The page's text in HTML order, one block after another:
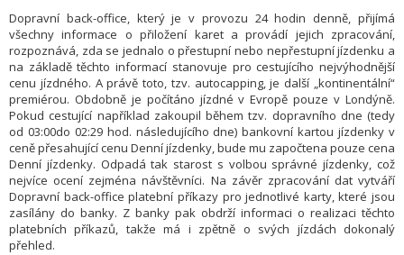
Dopravní back-office, který je v provozu 24 hodin denně, přijímá
všechny informace o přiložení karet a provádí jejich zpracování,
rozpoznává, zda se jednalo o přestupní nebo nepřestupní jízdenku a
na základě těchto informací stanovuje pro cestujícího nejvýhodnější
cenu jízdného. A právě toto, tzv. autocapping, je další „kontinentální“
premiérou. Obdobně je počítáno jízdné v Evropě pouze v Londýně.
Pokud cestující například zakoupil během tzv. dopravního dne (tedy
od 03:00do 02:29 hod. následujícího dne) bankovní kartou jízdenky v
ceně přesahující cenu Denní jízdenky, bude mu započtena pouze cena
Denní jízdenky. Odpadá tak starost s volbou správné jízdenky, což
nejvíce ocení zejména návštěvníci. Na závěr zpracování dat vytváří
Dopravní back-office platební příkazy pro jednotlivé karty, které jsou
zasílány do banky. Z banky pak obdrží informaci o realizaci těchto
platebních příkazů, takže má i zpětně o svých jízdách dokonalý
přehled.